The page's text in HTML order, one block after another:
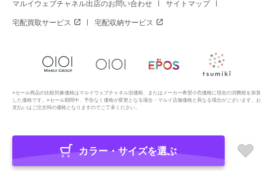
マルイウェブチャネル出店のお問い合わせ サイトマップ
宅配買取サービス 宅配収納サービス
※セール商品の比較対象価格はマルイウェブチャネル旧価格、またはメーカー希望小売価格に現在の消費税を加算
した価格です。※セール期間中、予告なく価格が変更となる場合・マルイ店舗価格と異なる場合がございます。お
支払いはご注文時の価格となりますのでご了承ください。
Copyright All Rights Reserved. MARUI Co., Ltd
カラー・サイズを選ぶ